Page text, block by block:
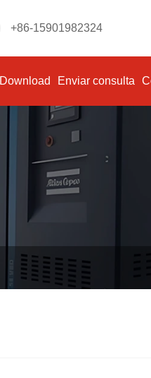
+86-15901982324
Download Enviar consulta